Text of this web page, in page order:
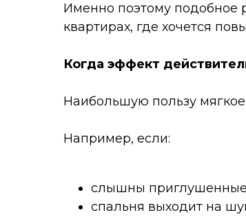
Именно поэтому подобное
квартирах, где хочется
Когда эффект
Наибольшую пользу мягкое
Например, если:
слышны приглушенные
спальня выходит на